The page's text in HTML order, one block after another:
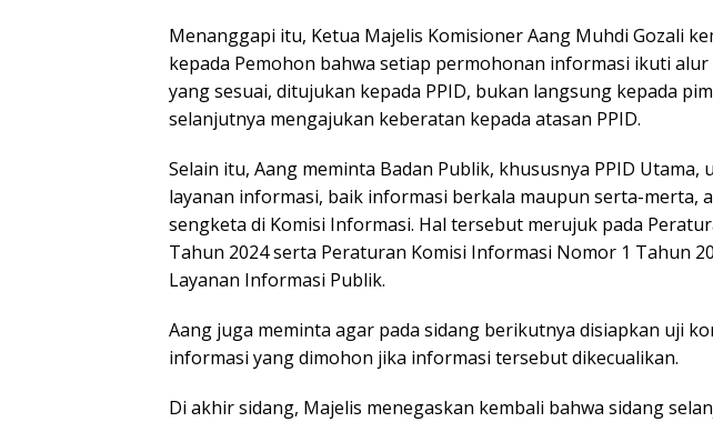
Menanggapi itu, Ketua Majelis Komisioner Aang Muhdi Gozali
kepada Pemohon bahwa setiap permohonan informasi ikuti
yang sesuai, ditujukan kepada PPID, bukan langsung kepada
selanjutnya mengajukan keberatan kepada atasan PPID.
Selain itu, Aang meminta Badan Publik, khususnya PPID
layanan informasi, baik informasi berkala maupun serta-merta,
sengketa di Komisi Informasi. Hal tersebut merujuk pada
Tahun 2024 serta Peraturan Komisi Informasi Nomor 1 Tahun
Layanan Informasi Publik.
Aang juga meminta agar pada sidang berikutnya disiapkan uji
informasi yang dimohon jika informasi tersebut dikecualikan.
Di akhir sidang, Majelis menegaskan kembali bahwa sidang